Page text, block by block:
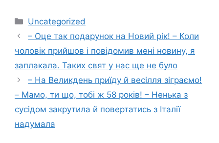
Категорії
Uncategorized
– Оце так подарунок на Новий рік! – Коли
чоловік прийшов і повідомив мені новину, я
заплакала. Таких свят у нас ще не було
– На Великдень приїду й весілля зіграємо!
– Мамо, ти що, тобі ж 58 років! – Ненька з
сусідом закрутила й повертатись з Італії
надумала